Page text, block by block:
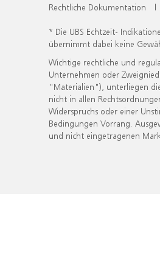
Rechtliche Dokumentation |
* Die UBS Echtzeit-
übernimmt dabei keine
Wichtige rechtliche und
Unternehmen oder
"Materialien"), unterliegen
nicht in allen
Widerspruchs oder einer
Bedingungen Vorrang.
und nicht eingetragenen